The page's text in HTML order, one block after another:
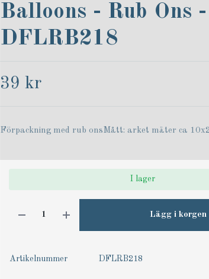
Balloons - Rub Ons -
DFLRB218
39 kr
Förpackning med rub onsMått: arket mäter ca
I lager
Lägg i korgen
Artikelnummer DFLRB218